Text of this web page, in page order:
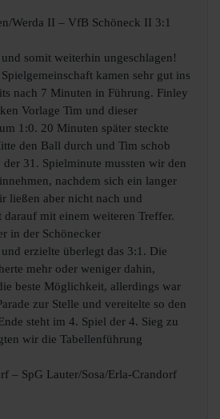
Werda II – VfB Schöneck II 3:1
und somit weiterhin ungeschlagen!
kamen sehr gut ins
nach 7 Minuten in Führung. Finley
Vorlage Tim und dieser
1:0. 20 Minuten später steckte
den Ball durch und Tim schob
31. Spielminute mussten wir den
nachdem sich ein langer
ließen aber nicht nach und
darauf mit einem weiteren Treffer.
in der Schönecker
erzielte überlegt das 3:1. Die
mehr oder weniger dahin,
beste Möglichkeit, allerdings war
zur Stelle und vereitelte so den
steht im 4. Spiel der 4. Sieg zu
wir die Tabellenführung
– SpG Lauter/Sosa/Erla-Crandorf